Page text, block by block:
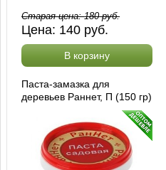
Старая цена:180руб.
Цена: 140 руб.
В корзину
Паста-замазка для
деревьев Раннет, П (150 гр)